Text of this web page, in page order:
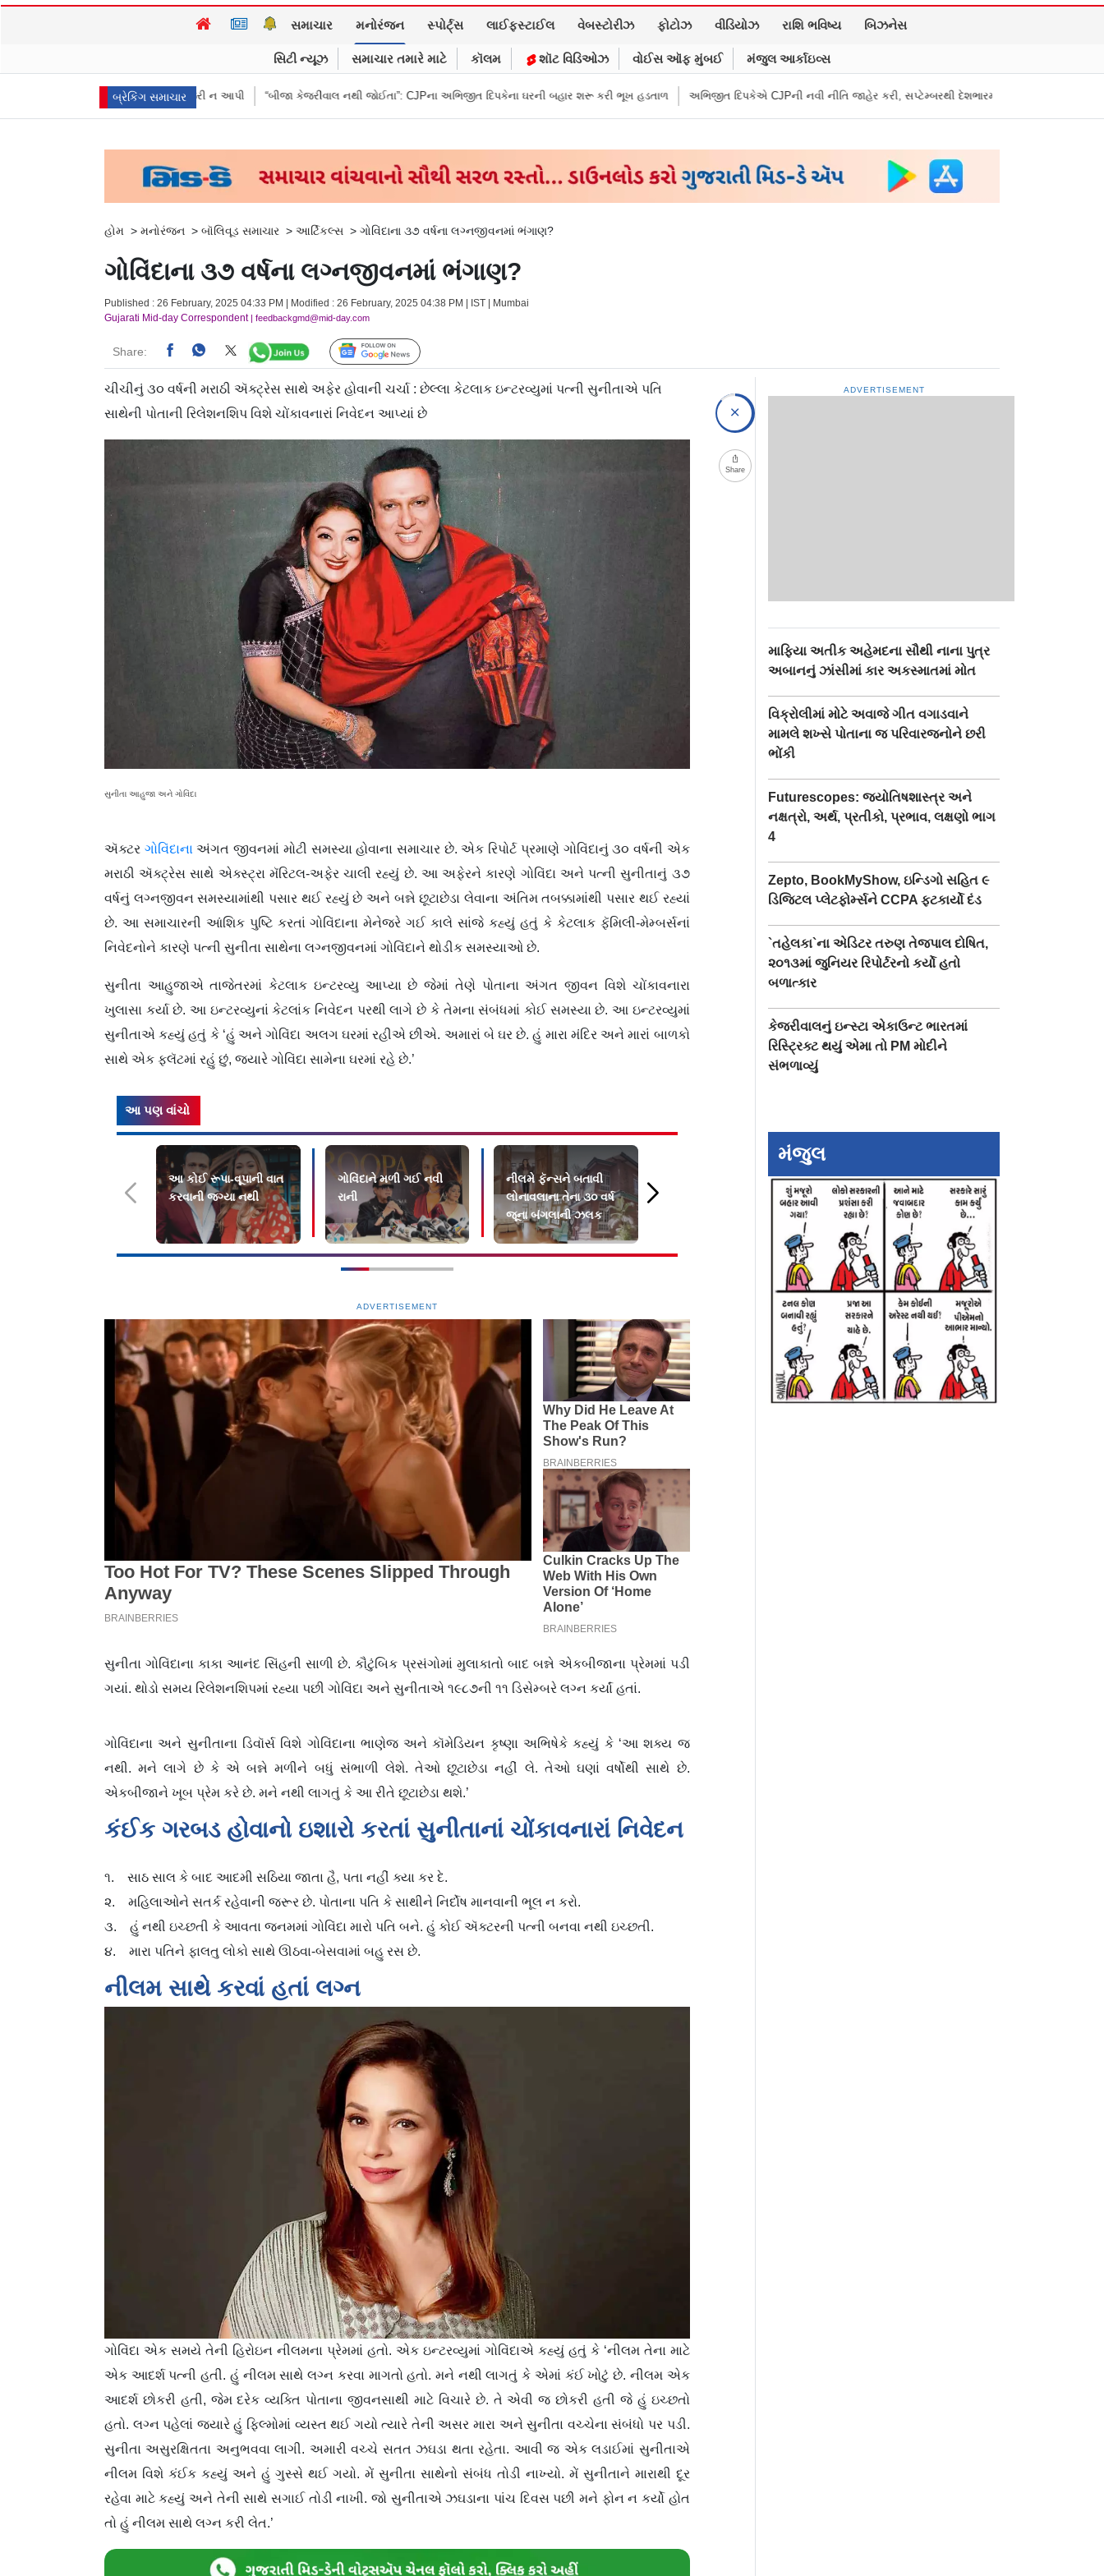
સમાચાર મનોરંજન સ્પોર્ટ્સ લાઈફસ્ટાઈલ વેબસ્ટોરીઝ ફોટોઝ વીડિયોઝ રાશિ ભવિષ્ય બિઝનેસ
સિટી ન્યૂઝ સમાચાર તમારે માટે કૉલમ શૉટ વિડિઓઝ વોઈસ ઑફ મુંબઈ મંજુલ આર્કાઇવ્સ
બ્રેકિંગ સમાચાર
પૈસા મોકલાવ્યા પણ હાજરી ન આપી “બીજા કેજરીવાલ નથી જોઈતા”: CJPના અભિજીત દિપકેના ઘરની બહાર શરૂ કરી ભૂખ હડતાળ અભિજીત દિપકેએ CJPની નવી નીતિ જાહેર કરી, સપ્ટેમ્બરથી દેશભારમાં થશે શરૂ તુકારામ મુંઢે On Fire:
હોમ > મનોરંજન > બૉલિવૂડ સમાચાર > આર્ટિકલ્સ > ગોવિંદાના ૩૭ વર્ષના લગ્નજીવનમાં ભંગાણ?
ગોવિંદાના ૩૭ વર્ષના લગ્નજીવનમાં ભંગાણ?
Published : 26 February, 2025 04:33 PM | Modified : 26 February, 2025 04:38 PM | IST | Mumbai
Gujarati Mid-day Correspondent| feedbackgmd@mid-day.com
Share: Follow Us
ચીચીનું ૩૦ વર્ષની મરાઠી ઍક્ટ્રેસ સાથે અફેર હોવાની ચર્ચા : છેલ્લા કેટલાક ઇન્ટરવ્યુમાં પત્ની સુનીતાએ પતિ
સાથેની પોતાની રિલેશનશિપ વિશે ચોંકાવનારાં નિવેદન આપ્યાં છે
સુનીતા આહુજા અને ગોવિંદા
ઍક્ટર ગોવિંદાનાઅંગત જીવનમાં મોટી સમસ્યા હોવાના સમાચાર છે. એક રિપોર્ટ પ્રમાણે ગોવિંદાનું ૩૦ વર્ષની એક
મરાઠી ઍક્ટ્રેસ સાથે એક્સ્ટ્રા મૅરિટલ-અફેર ચાલી રહ્યું છે. આ અફેરને કારણે ગોવિંદા અને પત્ની સુનીતાનું ૩૭
વર્ષનું લગ્નજીવન સમસ્યામાંથી પસાર થઈ રહ્યું છે અને બન્ને છૂટાછેડા લેવાના અંતિમ તબક્કામાંથી પસાર થઈ રહ્યાં
છે. આ સમાચારની આંશિક પુષ્ટિ કરતાં ગોવિંદાના મેનેજરે ગઈ કાલે સાંજે કહ્યું હતું કે કેટલાક ફૅમિલી-મેમ્બર્સનાં
નિવેદનોને કારણે પત્ની સુનીતા સાથેના લગ્નજીવનમાં ગોવિંદાને થોડીક સમસ્યાઓ છે.
સુનીતા આહુજાએ તાજેતરમાં કેટલાક ઇન્ટરવ્યુ આપ્યા છે જેમાં તેણે પોતાના અંગત જીવન વિશે ચોંકાવનારા
ખુલાસા કર્યા છે. આ ઇન્ટરવ્યુનાં કેટલાંક નિવેદન પરથી લાગે છે કે તેમના સંબંધમાં કોઈ સમસ્યા છે. આ ઇન્ટરવ્યુમાં
સુનીતાએ કહ્યું હતું કે ‘હું અને ગોવિંદા અલગ ઘરમાં રહીએ છીએ. અમારાં બે ઘર છે. હું મારા મંદિર અને મારાં બાળકો
સાથે એક ફ્લૅટમાં રહું છું, જ્યારે ગોવિંદા સામેના ઘરમાં રહે છે.’
આ પણ વાંચો
આ કોઈ રૂપા-વૂપાની વાત
કરવાની જગ્યા નથી
ગોવિંદાને મળી ગઈ નવી
રાની
નીલમે ફૅન્સને બતાવી
લોનાવલાના તેના ૩૦ વર્ષ
જૂના બંગલાની ઝલક
મારા અને ગોવિંદા વચ્ચે
ક્યારેય કોઈ અફેર નહોતું
આદિનાથ કોઠારે અને
ઉર્મિલા કાનિટકર થયાં
અલગ, 15 વર્ષના
લગ્નજીવન પર પૂર્ણવિરામ
ADVERTISEMENT
સુનીતા ગોવિંદાના કાકા આનંદ સિંહની સાળી છે. કૌટુંબિક પ્રસંગોમાં મુલાકાતો બાદ બન્ને એકબીજાના પ્રેમમાં પડી
ગયાં. થોડો સમય રિલેશનશિપમાં રહ્યા પછી ગોવિંદા અને સુનીતાએ ૧૯૮૭ની ૧૧ ડિસેમ્બરે લગ્ન કર્યાં હતાં.
ગોવિંદાના અને સુનીતાના ડિવૉર્સ વિશે ગોવિંદાના ભાણેજ અને કૉમેડિયન કૃષ્ણા અભિષેકે કહ્યું કે ‘આ શક્ય જ
નથી. મને લાગે છે કે એ બન્ને મળીને બધું સંભાળી લેશે. તેઓ છૂટાછેડા નહીં લે. તેઓ ઘણાં વર્ષોથી સાથે છે.
એકબીજાને ખૂબ પ્રેમ કરે છે. મને નથી લાગતું કે આ રીતે છૂટાછેડા થશે.’
કંઈક ગરબડ હોવાનો ઇશારો કરતાં સુનીતાનાં ચોંકાવનારાં નિવેદન
૧. સાઠ સાલ કે બાદ આદમી સઠિયા જાતા હૈ, પતા નહીં ક્યા કર દે.
૨. મહિલાઓને સતર્ક રહેવાની જરૂર છે. પોતાના પતિ કે સાથીને નિર્દોષ માનવાની ભૂલ ન કરો.
૩. હું નથી ઇચ્છતી કે આવતા જનમમાં ગોવિંદા મારો પતિ બને. હું કોઈ ઍક્ટરની પત્ની બનવા નથી ઇચ્છતી.
૪. મારા પતિને ફાલતુ લોકો સાથે ઊઠવા-બેસવામાં બહુ રસ છે.
નીલમ સાથે કરવાં હતાં લગ્ન
ગોવિંદા એક સમયે તેની હિરોઇન નીલમના પ્રેમમાં હતો. એક ઇન્ટરવ્યુમાં ગોવિંદાએ કહ્યું હતું કે ‘નીલમ તેના માટે
એક આદર્શ પત્ની હતી. હું નીલમ સાથે લગ્ન કરવા માગતો હતો. મને નથી લાગતું કે એમાં કંઈ ખોટું છે. નીલમ એક
આદર્શ છોકરી હતી, જેમ દરેક વ્યક્તિ પોતાના જીવનસાથી માટે વિચારે છે. તે એવી જ છોકરી હતી જે હું ઇચ્છતો
હતો. લગ્ન પહેલાં જ્યારે હું ફિલ્મોમાં વ્યસ્ત થઈ ગયો ત્યારે તેની અસર મારા અને સુનીતા વચ્ચેના સંબંધો પર પડી.
સુનીતા અસુરક્ષિતતા અનુભવવા લાગી. અમારી વચ્ચે સતત ઝઘડા થતા રહેતા. આવી જ એક લડાઈમાં સુનીતાએ
નીલમ વિશે કંઈક કહ્યું અને હું ગુસ્સે થઈ ગયો. મેં સુનીતા સાથેનો સંબંધ તોડી નાખ્યો. મેં સુનીતાને મારાથી દૂર
રહેવા માટે કહ્યું અને તેની સાથે સગાઈ તોડી નાખી. જો સુનીતાએ ઝઘડાના પાંચ દિવસ પછી મને ફોન ન કર્યો હોત
તો હું નીલમ સાથે લગ્ન કરી લેત.’
Share
ADVERTISEMENT
માફિયા અતીક અહેમદના સૌથી નાના પુત્ર
અબાનનું ઝાંસીમાં કાર અકસ્માતમાં મોત
વિક્રોલીમાં મોટે અવાજે ગીત વગાડવાને
મામલે શખ્સે પોતાના જ પરિવારજનોને છરી
ભોંકી
Futurescopes: જ્યોતિષશાસ્ત્ર અને
નક્ષત્રો, અર્થ, પ્રતીકો, પ્રભાવ, લક્ષણો ભાગ
4
Zepto, BookMyShow, ઇન્ડિગો સહિત ૯
ડિજિટલ પ્લેટફોર્મ્સને CCPA ફટકાર્યો દંડ
`તહેલકા`ના એડિટર તરુણ તેજપાલ દોષિત,
૨૦૧૩માં જુનિયર રિપોર્ટરનો કર્યો હતો
બળાત્કાર
કેજરીવાલનું ઇન્સ્ટા એકાઉન્ટ ભારતમાં
રિસ્ટ્રિક્ટ થયું એમા તો PM મોદીને
સંભળાવ્યું
મંજુલ